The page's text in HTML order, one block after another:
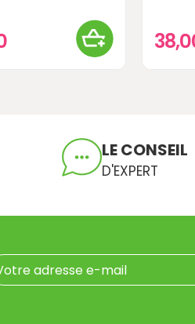
LE CONSEIL
D'EXPERT